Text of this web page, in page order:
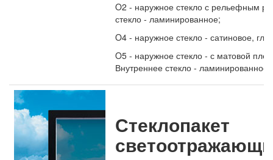
O2 - наружное стекло с рельефным
стекло - ламинированное;
O4 - наружное стекло - сатиновое,
O5 - наружное стекло - с матовой
Внутреннее стекло - ламинированное.
Стеклопакет